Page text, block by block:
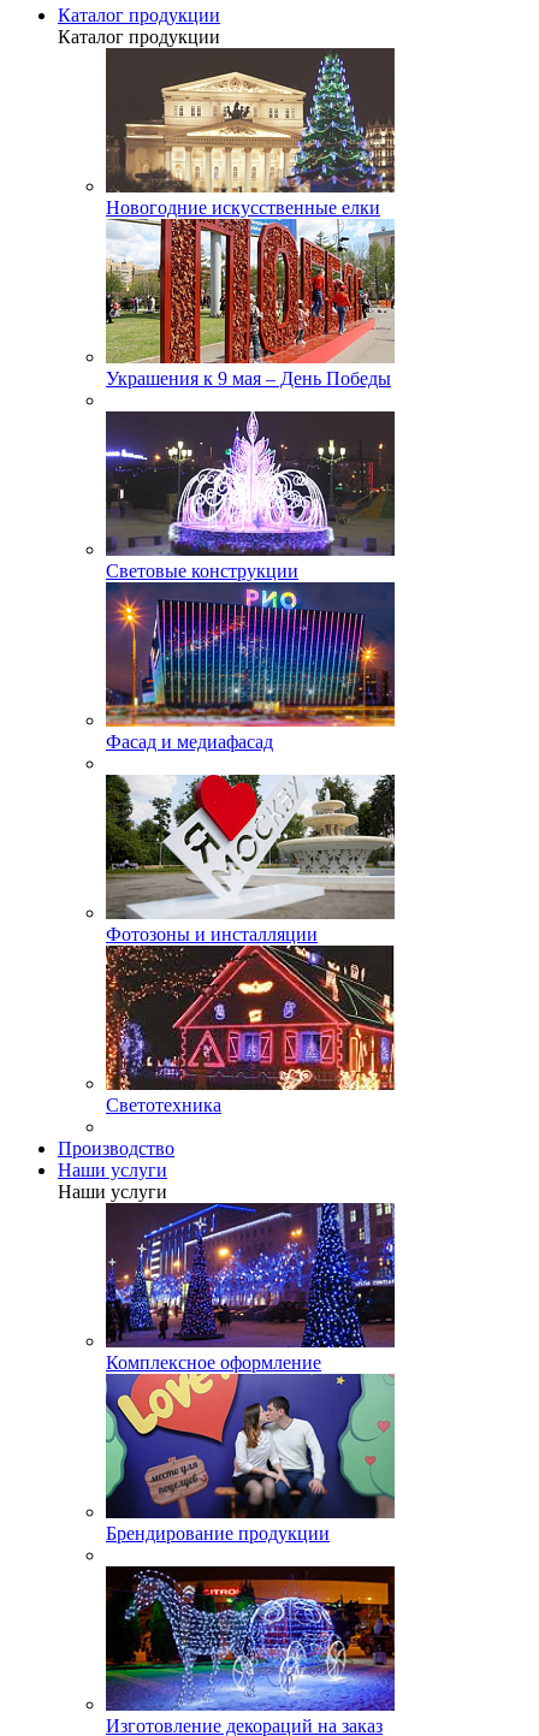
Каталог продукции
Каталог продукции
Новогодние искусственные елки
Украшения к 9 мая – День Победы
Световые конструкции
Фасад и медиафасад
Фотозоны и инсталляции
Светотехника
Производство
Наши услуги
Наши услуги
Комплексное оформление
Брендирование продукции
Изготовление декораций на заказ